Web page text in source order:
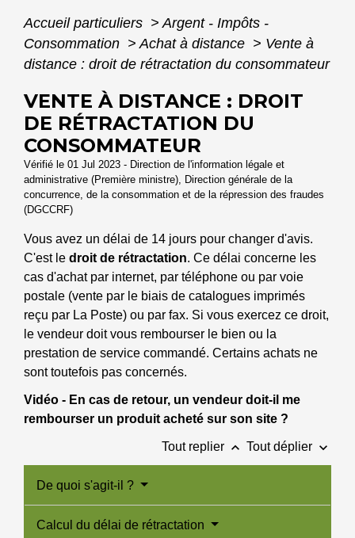
Accueil particuliers > Argent - Impôts -
Consommation > Achat à distance > Vente à
distance : droit de rétractation du consommateur
VENTE À DISTANCE : DROIT
DE RÉTRACTATION DU
CONSOMMATEUR
Vérifié le 01 Jul 2023 - Direction de l'information légale et
administrative (Première ministre), Direction générale de la
concurrence, de la consommation et de la répression des fraudes
(DGCCRF)
Vous avez un délai de 14 jours pour changer d'avis.
C'est le droit de rétractation. Ce délai concerne les
cas d'achat par internet, par téléphone ou par voie
postale (vente par le biais de catalogues imprimés
reçu par La Poste) ou par fax. Si vous exercez ce droit,
le vendeur doit vous rembourser le bien ou la
prestation de service commandé. Certains achats ne
sont toutefois pas concernés.
Vidéo - En cas de retour, un vendeur doit-il me
rembourser un produit acheté sur son site ?
Tout replier keyboard_arrow_up Tout déplier keyboard_arrow_down
De quoi s'agit-il ?
Calcul du délai de rétractation